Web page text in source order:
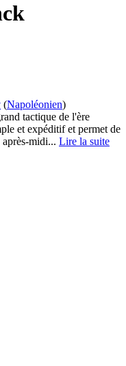
(Napoléonien)
tactique de l'ère
et expéditif et permet de
midi... Lire la suite